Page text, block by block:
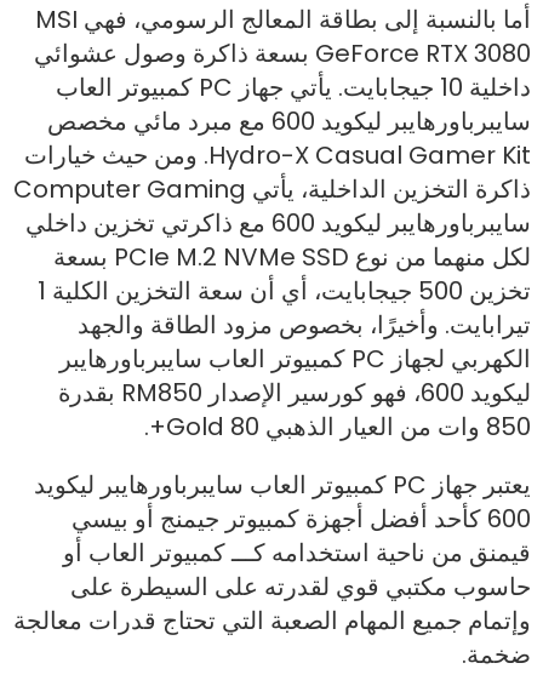
أما بالنسبة إلى بطاقة المعالج الرسومي، فهي MSI
GeForce RTX 3080 بسعة ذاكرة وصول عشوائي
داخلية 10 جيجابايت. يأتي جهاز PC كمبيوتر العاب
سايبرباورهايبر ليكويد 600 مع مبرد مائي مخصص
Hydro-X Casual Gamer Kit. ومن حيث خيارات
ذاكرة التخزين الداخلية، يأتي Computer Gaming
سايبرباورهايبر ليكويد 600 مع ذاكرتي تخزين داخلي
لكل منهما من نوع PCIe M.2 NVMe SSD بسعة
تخزين 500 جيجابايت، أي أن سعة التخزين الكلية 1
تيرابايت. وأخيرًا، بخصوص مزود الطاقة والجهد
الكهربي لجهاز PC كمبيوتر العاب سايبرباورهايبر
ليكويد 600، فهو كورسير الإصدار RM850 بقدرة
850 وات من العيار الذهبي Gold 80+.
يعتبر جهاز PC كمبيوتر العاب سايبرباورهايبر ليكويد
600 كأحد أفضل أجهزة كمبيوتر جيمنج أو بيسي
قيمنق من ناحية استخدامه كـــ كمبيوتر العاب أو
حاسوب مكتبي قوي لقدرته على السيطرة على
وإتمام جميع المهام الصعبة التي تحتاج قدرات معالجة
ضخمة.